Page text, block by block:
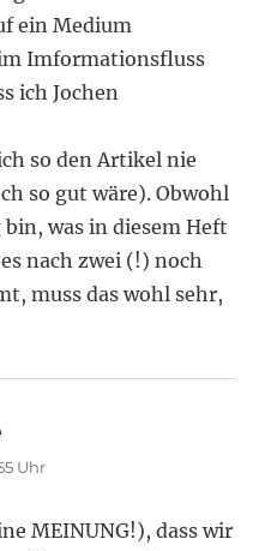
ein Medium
Imformationsfluss
ich Jochen
so den Artikel nie
so gut wäre). Obwohl
was in diesem Heft
nach zwei (!) noch
muss das wohl sehr,
Uhr
MEINUNG!), dass wir